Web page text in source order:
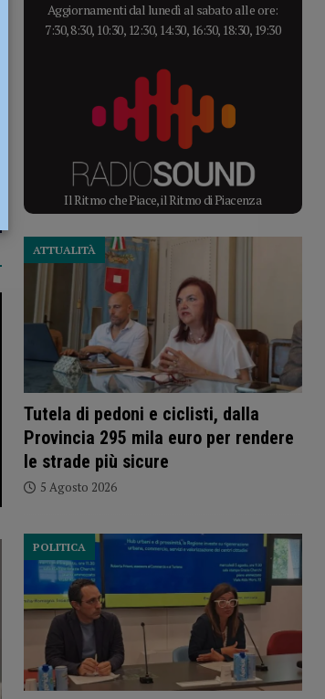
Aggiornamenti dal lunedì al sabato alle ore:
7:30, 8:30, 10:30, 12:30, 14:30, 16:30, 18:30, 19:30
Il Ritmo che Piace, il Ritmo di Piacenza
Tutela di pedoni e ciclisti, dalla
Provincia 295 mila euro per rendere
le strade più sicure
ATTUALITÀ
5 Agosto 2026
POLITICA